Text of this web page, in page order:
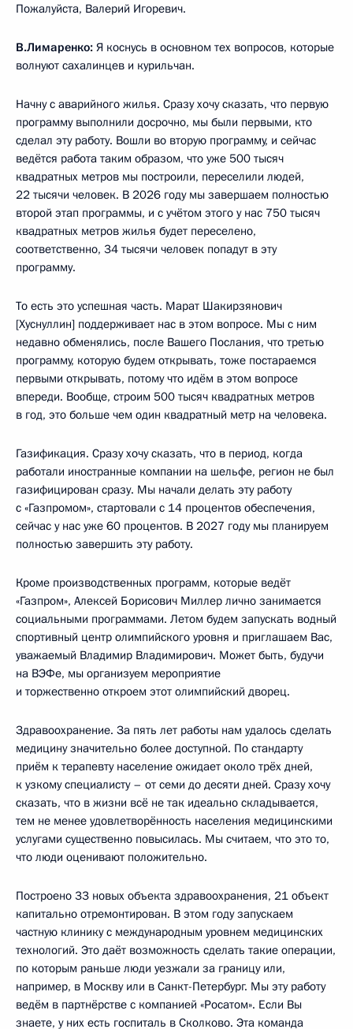
Пожалуйста, Валерий Игоревич.
В.Лимаренко: Я коснусь в основном тех вопросов, которые
волнуют сахалинцев и курильчан.
Начну с аварийного жилья. Сразу хочу сказать, что первую
программу выполнили досрочно, мы были первыми, кто
сделал эту работу. Вошли во вторую программу, и сейчас
ведётся работа таким образом, что уже 500 тысяч
квадратных метров мы построили, переселили людей,
22 тысячи человек. В 2026 году мы завершаем полностью
второй этап программы, и с учётом этого у нас 750 тысяч
квадратных метров жилья будет переселено,
соответственно, 34 тысячи человек попадут в эту
программу.
То есть это успешная часть. Марат Шакирзянович
[Хуснуллин] поддерживает нас в этом вопросе. Мы с ним
недавно обменялись, после Вашего Послания, что третью
программу, которую будем открывать, тоже постараемся
первыми открывать, потому что идём в этом вопросе
впереди. Вообще, строим 500 тысяч квадратных метров
в год, это больше чем один квадратный метр на человека.
Газификация. Сразу хочу сказать, что в период, когда
работали иностранные компании на шельфе, регион не был
газифицирован сразу. Мы начали делать эту работу
с «Газпромом», стартовали с 14 процентов обеспечения,
сейчас у нас уже 60 процентов. В 2027 году мы планируем
полностью завершить эту работу.
Кроме производственных программ, которые ведёт
«Газпром», Алексей Борисович Миллер лично занимается
социальными программами. Летом будем запускать водный
спортивный центр олимпийского уровня и приглашаем Вас,
уважаемый Владимир Владимирович. Может быть, будучи
на ВЭФе, мы организуем мероприятие
и торжественно откроем этот олимпийский дворец.
Здравоохранение. За пять лет работы нам удалось сделать
медицину значительно более доступной. По стандарту
приём к терапевту население ожидает около трёх дней,
к узкому специалисту – от семи до десяти дней. Сразу хочу
сказать, что в жизни всё не так идеально складывается,
тем не менее удовлетворённость населения медицинскими
услугами существенно повысилась. Мы считаем, что это то,
что люди оценивают положительно.
Построено 33 новых объекта здравоохранения, 21 объект
капитально отремонтирован. В этом году запускаем
частную клинику с международным уровнем медицинских
технологий. Это даёт возможность сделать такие операции,
по которым раньше люди уезжали за границу или,
например, в Москву или в Санкт-Петербург. Мы эту работу
ведём в партнёрстве с компанией «Росатом». Если Вы
знаете, у них есть госпиталь в Сколково. Эта команда